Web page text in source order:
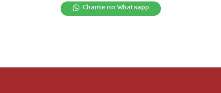
Chame no Whatsapp